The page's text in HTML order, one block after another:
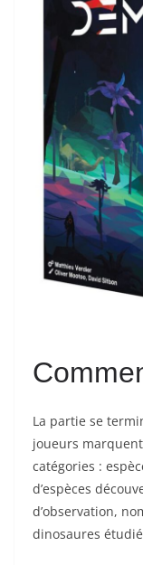
La partie se
joueurs
catégories :
d’espèces
d’observation,
dinosaures